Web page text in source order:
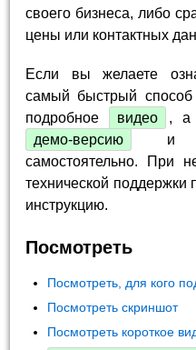
своего бизнеса, либо
цены или контактных
Если вы желаете
самый быстрый способ
подробное
видео
, а
демо-версию
и
самостоятельно. При
технической поддержки
инструкцию.
Посмотреть
Посмотреть, для кого
Посмотреть скриншот
Посмотреть короткое